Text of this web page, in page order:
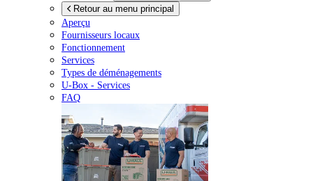
Retour au menu principal
Aperçu
Fournisseurs locaux
Fonctionnement
Services
Types de déménagements
U-Box - Services
FAQ